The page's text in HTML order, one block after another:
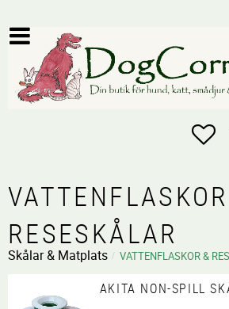
RESESKÅLAR
Skålar & Matplats VATTENFLASKOR &
AKITA NON-SPILL